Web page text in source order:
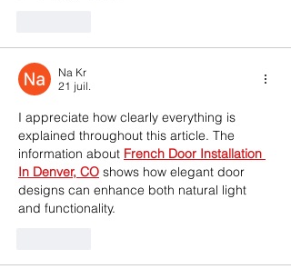
Na Kr
21 juil.
I appreciate how clearly everything is
explained throughout this article. The
information about French Door Installation
In Denver, CO shows how elegant door
designs can enhance both natural light
and functionality.